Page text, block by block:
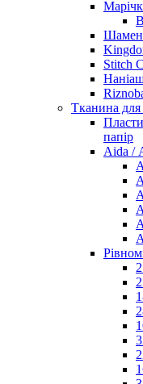
Stitch
Тканина
папір
Aida /